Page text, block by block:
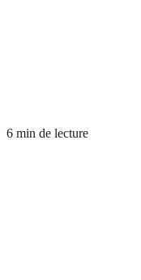
6 min de lecture